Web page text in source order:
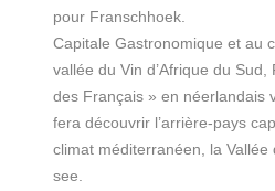
pour Franschhoek.
Capitale Gastronomique et au
vallée du Vin d’Afrique du
des Français » en néerlandais
fera découvrir l’arrière-pays
climat méditerranéen, la Vallée
see.